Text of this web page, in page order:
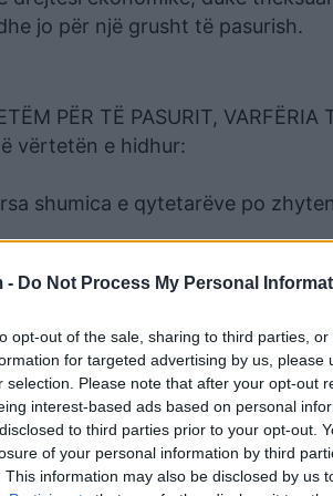
- Do Not Process My Personal
opt-out of the sale, sharing to third parties,
for targeted advertising by us, please
selection. Please note that after your opt-out
interest-based ads based on personal
to third parties prior to your opt-out.
of your personal information by third
This information may also be disclosed by us
jo për një grusht të pasurish.
PËR TË PASURIT, VARFËRIA
vërtetën e hidhur:
shumica e qytetarëve po
punës po rrënojnë të ardhmen e
ekonomike e sociale, ndërsa
nuk duhet të jetojë në mjerim!
qytetarët meritojnë çmime më të
që shqiptarët të jetojnë me
të reja pune – ndalim varfërinë
ka nevojë për drejtësi